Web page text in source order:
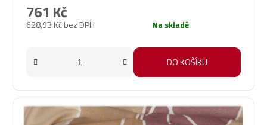
produktu
je
628,93 Kč bez DPH
761 Kč
Na skladě
DO KOŠÍKU